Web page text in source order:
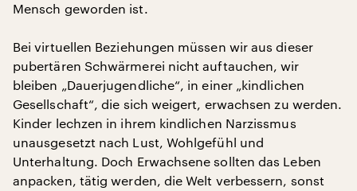
Mensch geworden ist.
Bei virtuellen Beziehungen müssen wir aus dieser
pubertären Schwärmerei nicht auftauchen, wir
bleiben „Dauerjugendliche“, in einer „kindlichen
Gesellschaft“, die sich weigert, erwachsen zu werden.
Kinder lechzen in ihrem kindlichen Narzissmus
unausgesetzt nach Lust, Wohlgefühl und
Unterhaltung. Doch Erwachsene sollten das Leben
anpacken, tätig werden, die Welt verbessern, sonst